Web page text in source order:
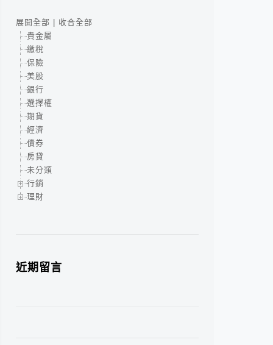
展開全部
收合全部
貴金屬
繳稅
保險
美股
銀行
選擇權
期貨
經濟
債券
房貸
未分類
行銷
理財
近期留言